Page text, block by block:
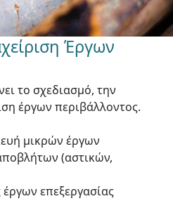
Έργων
το σχεδιασμό, την
έργων περιβάλλοντος.
μικρών έργων
(αστικών,
επεξεργασίας